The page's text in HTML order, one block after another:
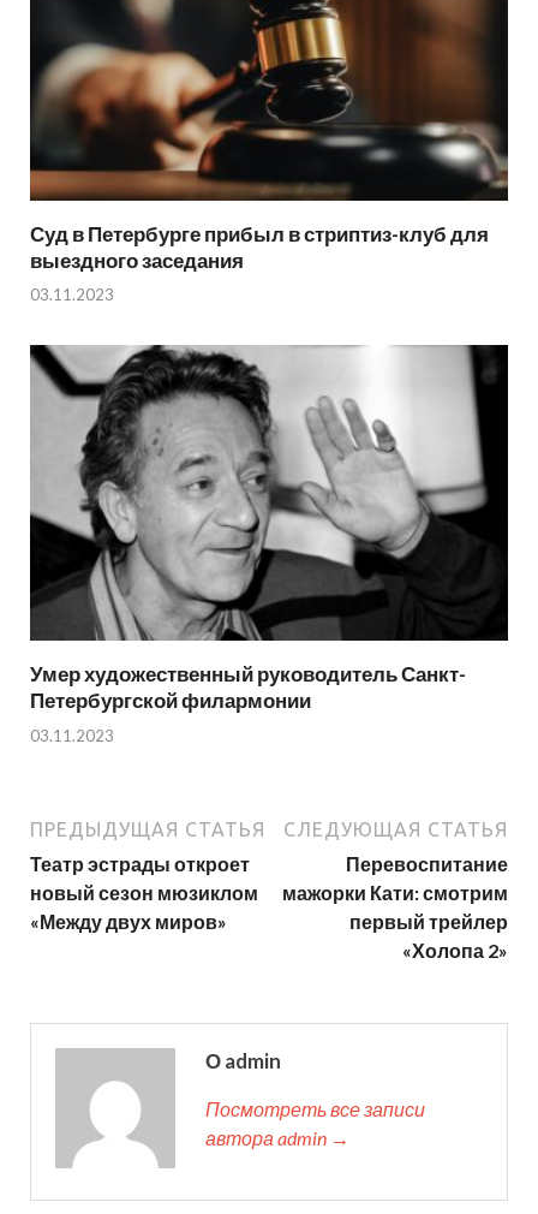
Суд в Петербурге прибыл в стриптиз-клуб для
выездного заседания
03.11.2023
Умер художественный руководитель Санкт-
Петербургской филармонии
03.11.2023
ПРЕДЫДУЩАЯ СТАТЬЯ
Театр эстрады откроет
новый сезон мюзиклом
«Между двух миров»
СЛЕДУЮЩАЯ СТАТЬЯ
Перевоспитание
мажорки Кати: смотрим
первый трейлер
«Холопа 2»
О admin
Посмотреть все записи
автора admin →